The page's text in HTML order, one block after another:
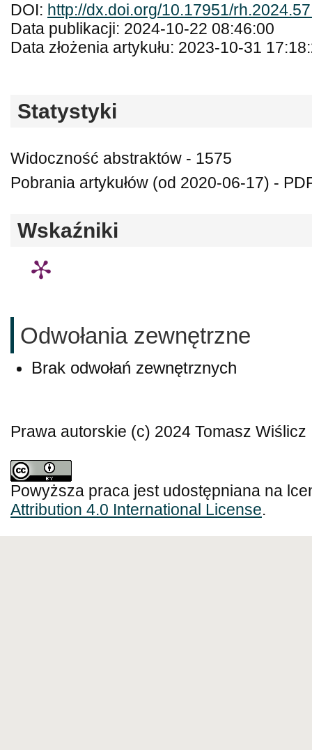
DOI: http://dx.doi.org/10.17951/
Data publikacji: 2024-10-22 08:46:00
Data złożenia artykułu: 2023-10-31
Statystyki
Widoczność abstraktów - 1575
Pobrania artykułów (od 2020-06-17) -
Wskaźniki
Odwołania zewnętrzne
Brak odwołań zewnętrznych
Prawa autorskie (c) 2024 Tomasz Wiślicz
Powyższa praca jest udostępniana na
Attribution 4.0 International License.